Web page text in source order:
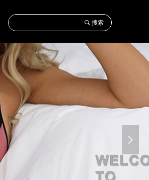
끠 搜索
넲